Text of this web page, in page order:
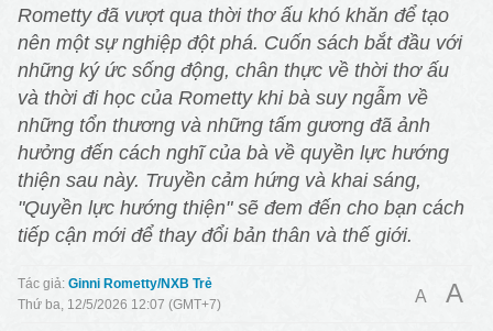
Rometty đã vượt qua thời thơ ấu khó khăn để tạo
nên một sự nghiệp đột phá. Cuốn sách bắt đầu với
những ký ức sống động, chân thực về thời thơ ấu
và thời đi học của Rometty khi bà suy ngẫm về
những tổn thương và những tấm gương đã ảnh
hưởng đến cách nghĩ của bà về quyền lực hướng
thiện sau này. Truyền cảm hứng và khai sáng,
"Quyền lực hướng thiện" sẽ đem đến cho bạn cách
tiếp cận mới để thay đổi bản thân và thế giới.
Ginni Rometty/NXB Trẻ
Thứ ba, 12/5/2026 12:07 (GMT+7)
A A